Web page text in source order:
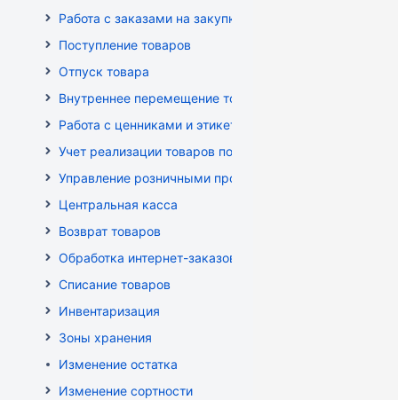
Работа с заказами на закупку
Поступление товаров
Отпуск товара
Внутреннее перемещение товаров
Работа с ценниками и этикетками
Учет реализации товаров по кассе
Управление розничными продажами
Центральная касса
Возврат товаров
Обработка интернет-заказов
Списание товаров
Инвентаризация
Зоны хранения
Изменение остатка
Изменение сортности